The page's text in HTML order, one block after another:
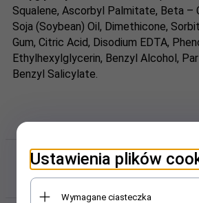
Squalene, Ascorbyl Palmitate, Beta –
Soja (Soybean) Oil, Dimethicone,
Gum, Citric Acid, Disodium EDTA,
Ethylhexylglycerin, Benzyl Alcohol,
Benzyl Salicylate.
Polecamy w sklepie i
kosmetycznej
Ustawienia plików
Wymagane ciasteczka